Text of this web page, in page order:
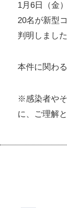
1月6日（金
20名が新型
判明しました
本件に関わ
※感染者や
に、ご理解